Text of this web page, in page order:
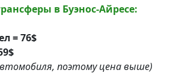
в Буэнос-Айресе:
= 76$
поэтому цена выше)